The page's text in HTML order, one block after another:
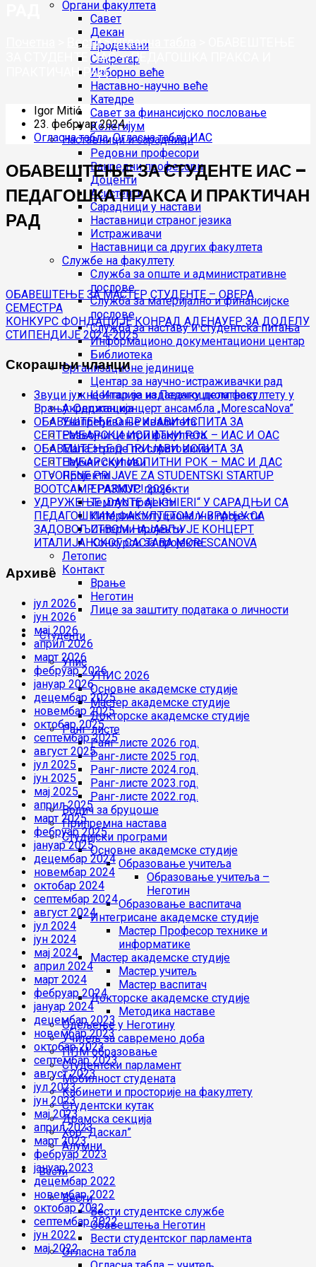
Органи факултета
Савет
Декан
Продекани
Секретар
Изборно веће
Наставно-научно веће
Катедре
Савет за финансијско пословање
Колегијум
Наставници и сарадници
Редовни професори
Ванредни професори
Доценти
Асистенти
Сарадници у настави
Наставници страног језика
Истраживачи
Наставници са других факултета
Службе на факултету
Служба за опште и административне
послове
Служба за материјално и финансијске
послове
Служба за наставу и студентска питања
Информационо документациони центар
Библиотека
Организационе јединице
Центар за научно-истраживачки рад
Центар за издавачку делатност
Акредитација
Унапређивање квалитета
Развојни центри факултета
Мапа зграде по спратовима
Научни скупови
Пројекти
ЕРАЗМУС пројекти
Темпус пројекти
Интеринституционални пројекти
Интерни пројекти
Конкурси за пројекте
Летопис
Контакт
Врање
Неготин
Лице за заштиту података о личности
Студенти
Упис
УПИС 2026
Основне академске студије
Мастер академске студије
Докторске академске студије
Ранг-листе
Ранг-листе 2026 год.
Ранг-листе 2025 год.
Ранг-листе 2024.год.
Ранг-листе 2023.год.
Ранг-листе 2022.год.
Водич за бруцоше
Припремна настава
Студијски програми
Основне академске студије
Образовање учитеља
Образовање учитеља –
Неготин
Образовање васпитача
Интегрисане академске студије
Мастер Професор технике и
информатике
Мастер академске студије
Мастер учитељ
Мастер васпитач
Докторске академске студије
Методика наставе
Одељење у Неготину
Учитељ за савремено доба
ППМ образовање
Студентски парламент
Мобилност студената
Кабинети и просторије на факултету
Студентски кутак
Драмска секција
Хор “Даскал”
Алумни
Вести
Вести
Вести студентске службе
Oбавештења Неготин
Вести студентског парламента
Огласна табла
Вести>Огласна табла
ЗА СТУДЕНТЕ ИАС – ПЕДАГОШКА ПРАКСА И
ПРАКТИЧАН РАД
Igor Mitić
23. фебруар 2024.
Огласна табла,Огласна табла ИАС
ОБАВЕШТЕЊЕ ЗА СТУДЕНТЕ ИАС –
ПЕДАГОШКА ПРАКСА И ПРАКТИЧАН
РАД
Кретање
чланка
ОБАВЕШТЕЊЕ ЗА МАСТЕР СТУДЕНТЕ – ОВЕРА
СЕМЕСТРА
КОНКУРС ФОНДАЦИЈЕ КОНРАД АДЕНАУЕР ЗА ДОДЕЛУ
СТИПЕНДИЈЕ 2024-2025
Скорашњи чланци
Звуци јужне Италије на Педагошком факултету у
Врању: Одржан концерт ансамбла „MorescaNova”
ОБАВЕШТЕЊЕ О ПРИЈАВИ ИСПИТА ЗА
СЕПТЕМБАРСКИ ИСПИТНИ РОК – ИАС И ОАС
ОБАВЕШТЕЊЕ О ПРИЈАВИ ИСПИТА ЗА
СЕПТЕМБАРСКИ ИСПИТНИ РОК – МАС И ДАС
OTVORENE PRIJAVE ZA STUDENTSKI STARTUP
BOOTCAMP PARKUP! 2026
УДРУЖЕЊЕ „DANTE ALIGHIERI“ У САРАДЊИ СА
ПЕДАГОШКИМ ФАКУЛТЕТОМ У ВРАЊУ СА
ЗАДОВОЉСТВОМ НАЈАВЉУЈЕ КОНЦЕРТ
ИТАЛИЈАНСКОГ САСТАВА MORESCANOVA
Архиве
јул 2026
јун 2026
мај 2026
април 2026
март 2026
фебруар 2026
јануар 2026
децембар 2025
новембар 2025
октобар 2025
септембар 2025
август 2025
јул 2025
јун 2025
мај 2025
април 2025
март 2025
фебруар 2025
јануар 2025
децембар 2024
новембар 2024
октобар 2024
септембар 2024
август 2024
јул 2024
јун 2024
мај 2024
април 2024
март 2024
фебруар 2024
јануар 2024
децембар 2023
новембар 2023
октобар 2023
септембар 2023
август 2023
јул 2023
јун 2023
мај 2023
април 2023
март 2023
фебруар 2023
јануар 2023
децембар 2022
новембар 2022
октобар 2022
септембар 2022
јун 2022
мај 2022